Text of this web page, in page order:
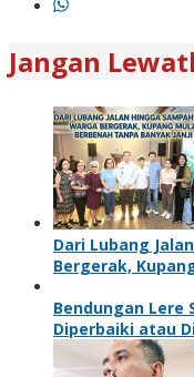
Jangan
Dari Lubang
Bergerak,
Bendungan Lere
Diperbaiki atau